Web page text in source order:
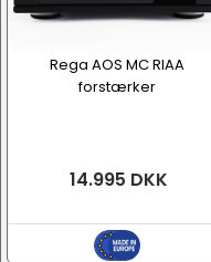
Rega AOS MC RIAA
forstærker
14.995 DKK